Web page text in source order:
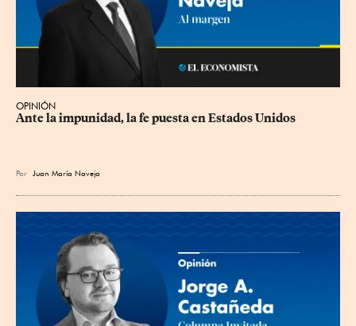
OPINIÓN
Ante la impunidad, la fe puesta en Estados Unidos
Por Juan María Naveja